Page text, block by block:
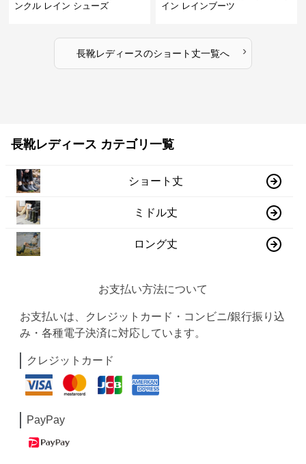
ンクル レイン シューズ
イン レインブーツ
長靴レディースのショート丈一覧へ ›
長靴レディース カテゴリ一覧
ショート丈
ミドル丈
ロング丈
お支払い方法について
お支払いは、クレジットカード・コンビニ/銀行振り込
み・各種電子決済に対応しています。
クレジットカード
PayPay